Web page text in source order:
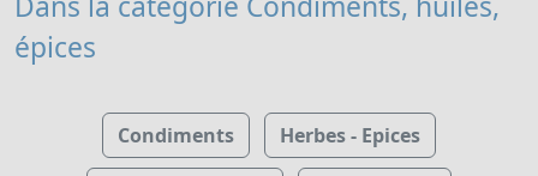
épices
Condiments Herbes - Epices